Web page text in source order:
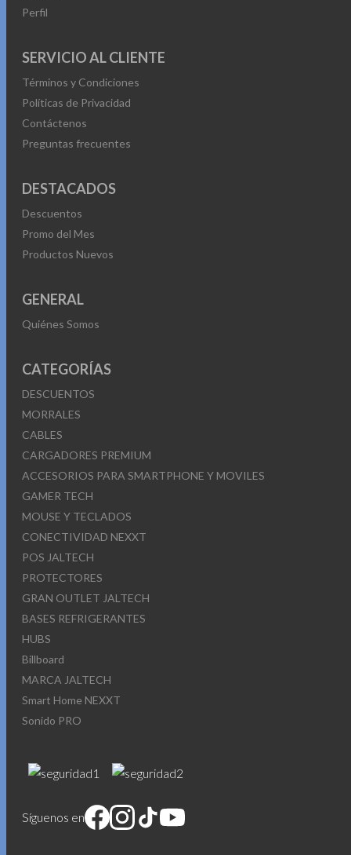
Perfil
SERVICIO AL CLIENTE
Términos y Condiciones
Políticas de Privacidad
Contáctenos
Preguntas frecuentes
DESTACADOS
Descuentos
Promo del Mes
Productos Nuevos
GENERAL
Quiénes Somos
CATEGORÍAS
DESCUENTOS
MORRALES
CABLES
CARGADORES PREMIUM
ACCESORIOS PARA SMARTPHONE Y MOVILES
GAMER TECH
MOUSE Y TECLADOS
CONECTIVIDAD NEXXT
POS JALTECH
PROTECTORES
GRAN OUTLET JALTECH
BASES REFRIGERANTES
HUBS
Billboard
MARCA JALTECH
Smart Home NEXXT
Sonido PRO
Síguenos en